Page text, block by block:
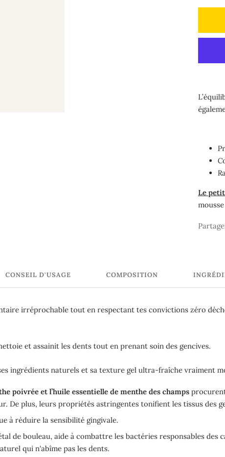
Le
CONSEIL D'USAGE COMPOSITION
irréprochable tout en respectant tes convictions zéro
ettoie et assainit les dents tout en prenant soin des gencives.
ingrédients naturels et sa texture gel ultra-fraîche vraiment
poivrée et l’huile essentielle de menthe des champs
De plus, leurs propriétés astringentes tonifient les tissus des
à réduire la sensibilité gingivale.
de bouleau, aide à combattre les bactéries responsables des
qui n'abîme pas les dents.